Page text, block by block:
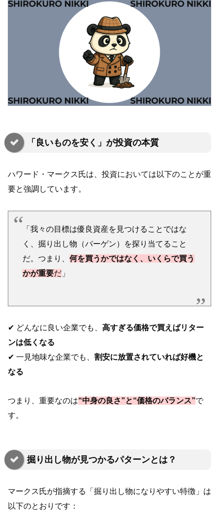
「良いものを安く」が投資の本質
ハワード・マークス氏は、投資においては以下のことが重
要と強調しています。
「我々の目標は優良資産を見つけることではな
く、掘り出し物（バーゲン）を探り当てること
だ。つまり、 何を買うかではなく、いくらで買う
かが重要だ」
✔ どんなに良い企業でも、 高すぎる価格で買えばリター
ンは低くなる
✔ 一見地味な企業でも、 割安に放置されていれば好機と
なる
つまり、重要なのは“中身の良さ”と“価格のバランス”で
す。
掘り出し物が見つかるパターンとは？
マークス氏が指摘する「掘り出し物になりやすい特徴」は
以下のとおりです：